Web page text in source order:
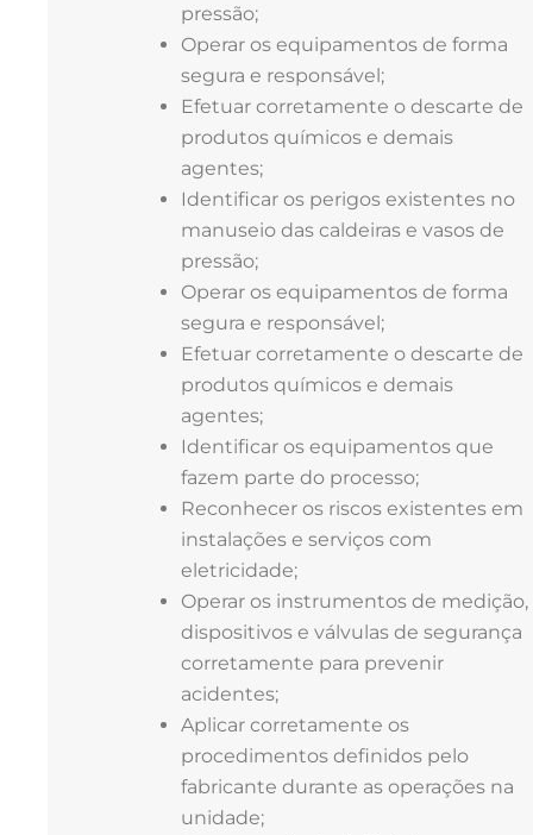
pressão;
Operar os equipamentos de forma
segura e responsável;
Efetuar corretamente o descarte de
produtos químicos e demais
agentes;
Identificar os perigos existentes no
manuseio das caldeiras e vasos de
pressão;
Operar os equipamentos de forma
segura e responsável;
Efetuar corretamente o descarte de
produtos químicos e demais
agentes;
Identificar os equipamentos que
fazem parte do processo;
Reconhecer os riscos existentes em
instalações e serviços com
eletricidade;
Operar os instrumentos de medição,
dispositivos e válvulas de segurança
corretamente para prevenir
acidentes;
Aplicar corretamente os
procedimentos definidos pelo
fabricante durante as operações na
unidade;